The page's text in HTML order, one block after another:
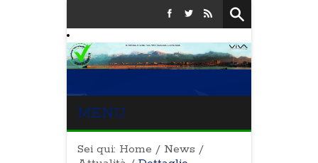
MENU
Sei qui: Home / News /